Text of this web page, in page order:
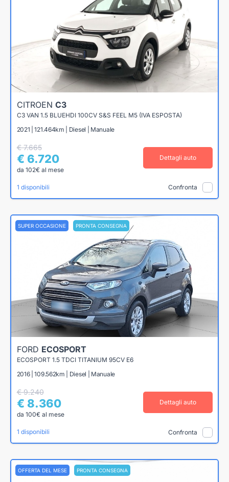
CITROEN C3
C3 VAN 1.5 BLUEHDI 100CV S&S FEEL M5 (IVA ESPOSTA)
2021 | 121.464km | Diesel | Manuale
€ 7.665
€ 6.720
da 102€ al mese
Dettagli auto
1 disponibili Confronta
SUPER OCCASIONE PRONTA CONSEGNA
FORD ECOSPORT
ECOSPORT 1.5 TDCI TITANIUM 95CV E6
2016 | 109.562km | Diesel | Manuale
€ 9.240
€ 8.360
da 100€ al mese
Dettagli auto
1 disponibili Confronta
OFFERTA DEL MESE PRONTA CONSEGNA